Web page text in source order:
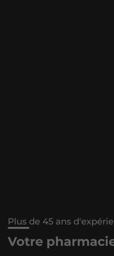
Plus de 45 ans
Votre